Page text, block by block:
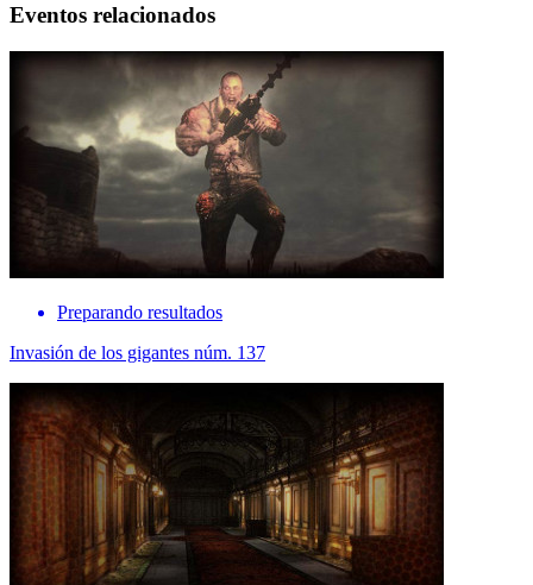
Eventos relacionados
Preparando resultados
Invasión de los gigantes núm. 137